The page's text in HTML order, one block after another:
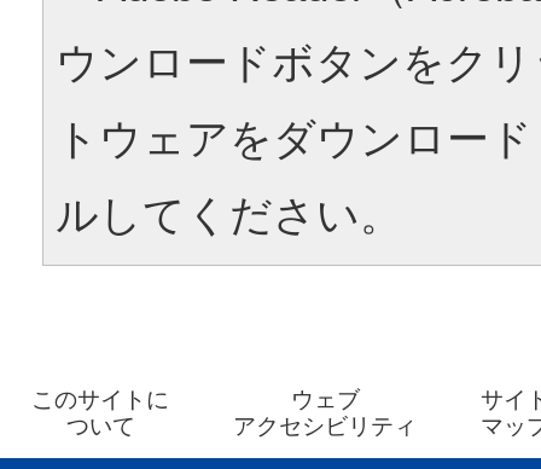
ウンロードボタンをク
トウェアをダウンロー
ルしてください。
このサイトに
ついて
ウェブ
アクセシビリティ
サイ
マッ